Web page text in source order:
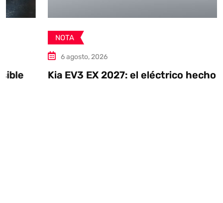
6 agosto, 2026
Kia EV3 EX 2027: el eléctrico hecho en